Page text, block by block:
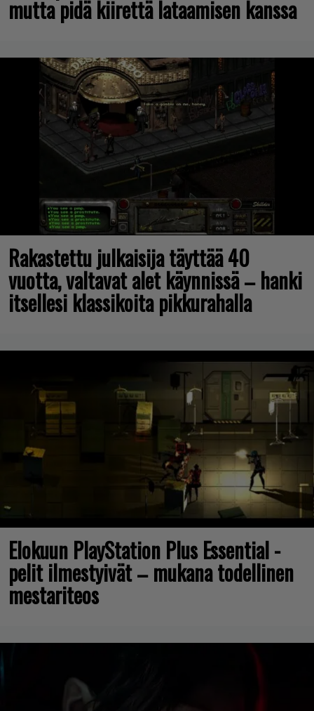
mutta pidä kiirettä lataamisen kanssa
Rakastettu julkaisija täyttää 40
vuotta, valtavat alet käynnissä – hanki
itsellesi klassikoita pikkurahalla
Elokuun PlayStation Plus Essential -
pelit ilmestyivät – mukana todellinen
mestariteos